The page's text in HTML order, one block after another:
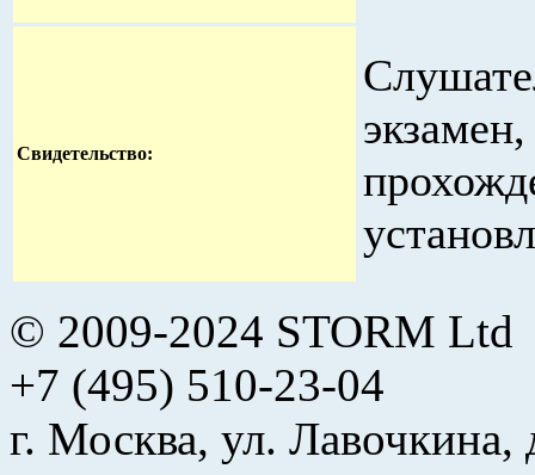
Свидетельство:
© 2009-2024 STORM Ltd
+7 (495) 510-23-04
г. Москва, ул.